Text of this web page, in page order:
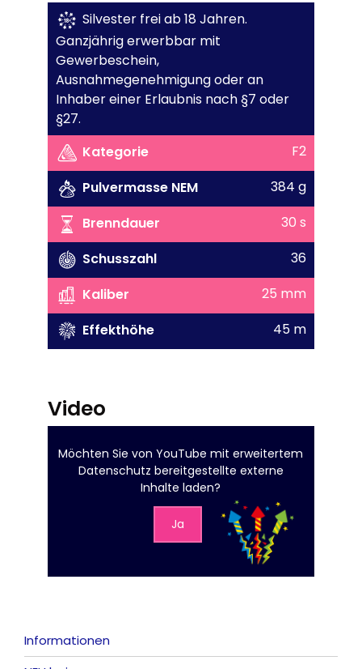
Silvester frei ab 18 Jahren.
Ganzjährig erwerbbar mit
Gewerbeschein,
Ausnahmegenehmigung oder an
Inhaber einer Erlaubnis nach §7 oder
§27.
Kategorie
F2
Pulvermasse NEM
384 g
Brenndauer
30 s
Schusszahl
36
Kaliber
25 mm
Effekthöhe
45 m
Video
Möchten Sie vonYouTube mit erweitertem
Datenschutz bereitgestellte externe
Inhalte laden?
Ja
Informationen